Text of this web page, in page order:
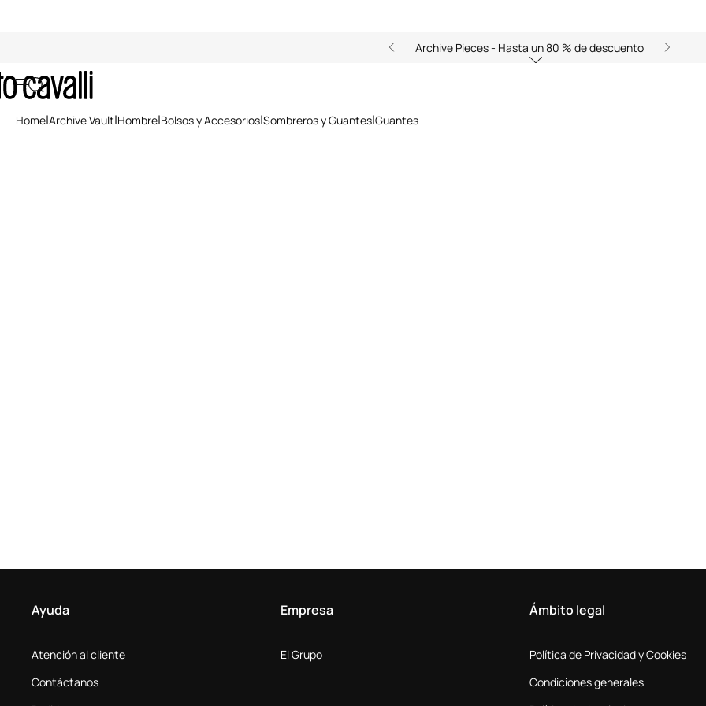
Archive Pieces - Hasta un 80 % de descuento
Guantes
Home Archive Vault Hombre Bolsos y Accesorios Sombreros y Guantes Guantes
Ayuda
Atención al cliente
Contáctanos
Empresa
El Grupo
Ámbito legal
Política de Privacidad y Cookies
Condiciones generales